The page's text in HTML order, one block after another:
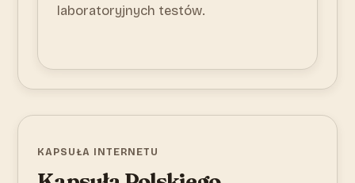
laboratoryjnych testów.
KAPSUŁA INTERNETU